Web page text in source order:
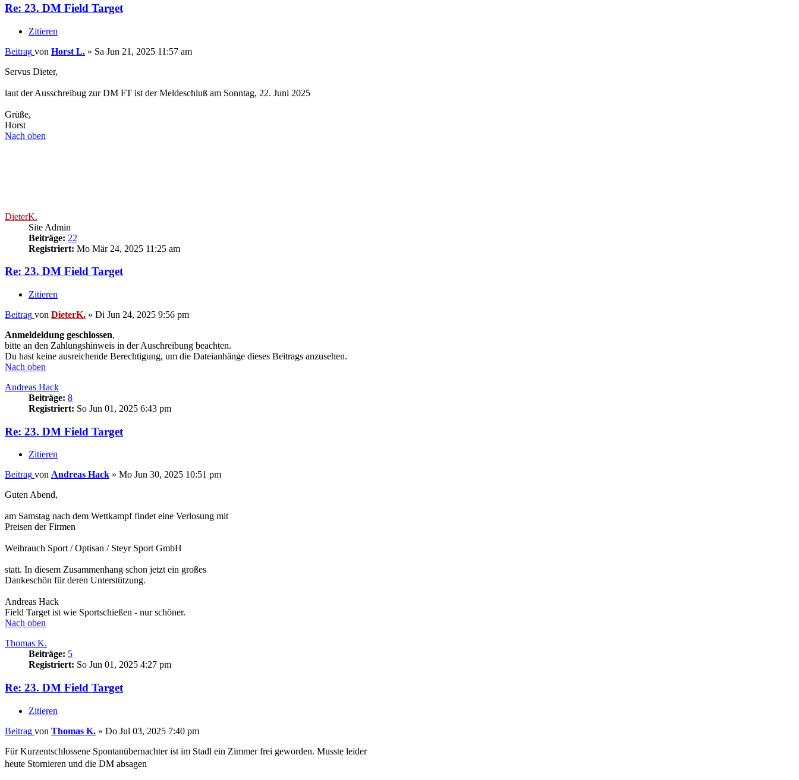
Re: 23. DM Field Target
Zitieren
Beitrag von Horst L. » Sa Jun 21, 2025 11:57 am
Servus Dieter,
laut der Ausschreibug zur DM FT ist der Meldeschluß am Sonntag, 22. Juni 2025
Grüße,
Horst
Nach oben
DieterK.
Site Admin
Beiträge: 22
Registriert: Mo Mär 24, 2025 11:25 am
Re: 23. DM Field Target
Zitieren
Beitrag von DieterK. » Di Jun 24, 2025 9:56 pm
Anmeldeldung geschlossen,
bitte an den Zahlungshinweis in der Auschreibung beachten.
Du hast keine ausreichende Berechtigung, um die Dateianhänge dieses Beitrags anzusehen.
Nach oben
Andreas Hack
Beiträge: 8
Registriert: So Jun 01, 2025 6:43 pm
Re: 23. DM Field Target
Zitieren
Beitrag von Andreas Hack » Mo Jun 30, 2025 10:51 pm
Guten Abend,
am Samstag nach dem Wettkampf findet eine Verlosung mit
Preisen der Firmen
Weihrauch Sport / Optisan / Steyr Sport GmbH
statt. In diesem Zusammenhang schon jetzt ein großes
Dankeschön für deren Unterstützung.
Andreas Hack
Field Target ist wie Sportschießen - nur schöner.
Nach oben
Thomas K.
Beiträge: 5
Registriert: So Jun 01, 2025 4:27 pm
Re: 23. DM Field Target
Zitieren
Beitrag von Thomas K. » Do Jul 03, 2025 7:40 pm
Für Kurzentschlossene Spontanübernachter ist im Stadl ein Zimmer frei geworden. Musste leider
heute Stornieren und die DM absagen